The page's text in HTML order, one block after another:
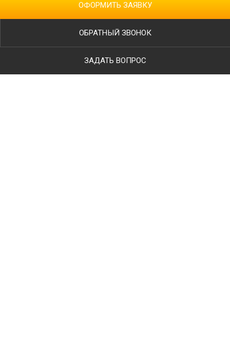
ОФОРМИТЬ ЗАЯВКУ
ОБРАТНЫЙ ЗВОНОК
ЗАДАТЬ ВОПРОС